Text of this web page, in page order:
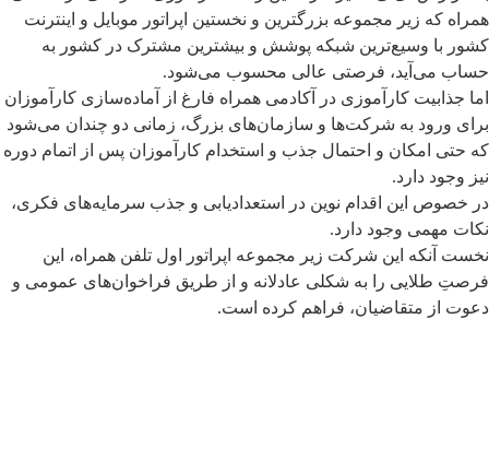
همراه که زیر مجموعه بزرگترین و نخستین اپراتور موبایل و اینترنت
کشور با وسیع‌ترین شبکه پوشش و بیشترین مشترک در کشور به
حساب می‌آید، فرصتی عالی محسوب می‌شود.
اما جذابیت کارآموزی در آکادمی همراه فارغ از آماده‌سازی کارآموزان
برای ورود به شرکت‌ها و سازمان‌های بزرگ، زمانی دو چندان می‌شود
که حتی امکان و احتمال جذب و استخدام کارآموزان پس از اتمام دوره
نیز وجود دارد.
در خصوص این اقدام نوین در استعدادیابی و جذب سرمایه‌های فکری،
نکات مهمی وجود دارد.
نخست آنکه این شرکت زیر مجموعه اپراتور اول تلفن همراه، این
فرصتِ طلایی را به شکلی عادلانه و از طریق فراخوان‌های عمومی و
دعوت از متقاضیان، فراهم کرده است.